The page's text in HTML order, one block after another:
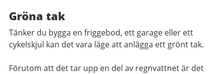
Gröna tak
Tänker du bygga en friggebod, ett garage eller ett
cykelskjul kan det vara läge att anlägga ett grönt tak.
Förutom att det tar upp en del av regnvattnet är det